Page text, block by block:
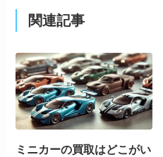
関連記事
ミニカーの買取はどこがい